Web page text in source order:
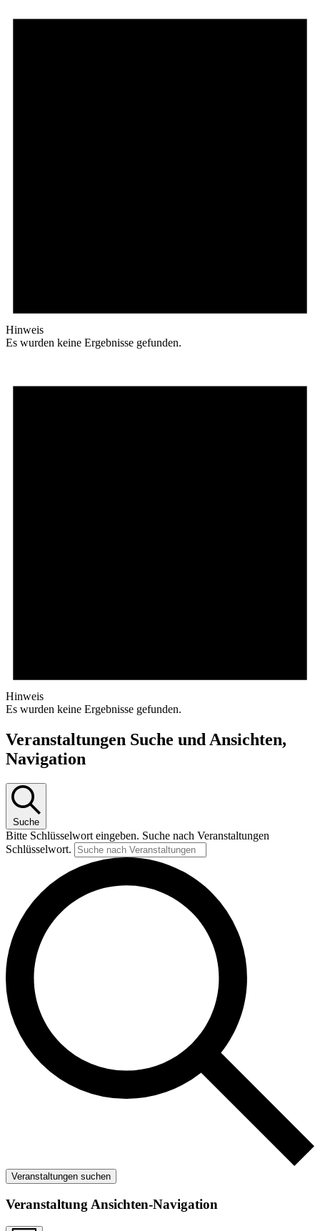
Hinweis
Es wurden keine Ergebnisse gefunden.
Hinweis
Es wurden keine Ergebnisse gefunden.
Veranstaltungen Suche und Ansichten,
Navigation
Suche
Bitte Schlüsselwort eingeben. Suche nach Veranstaltungen
Schlüsselwort.
Veranstaltungen suchen
Veranstaltung Ansichten-Navigation